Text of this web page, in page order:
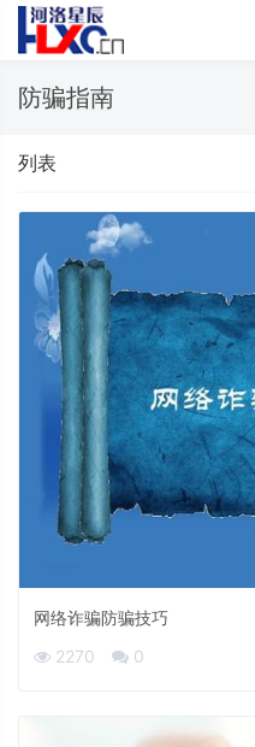
防骗指南
列表
网络诈骗防骗技巧
2270
0